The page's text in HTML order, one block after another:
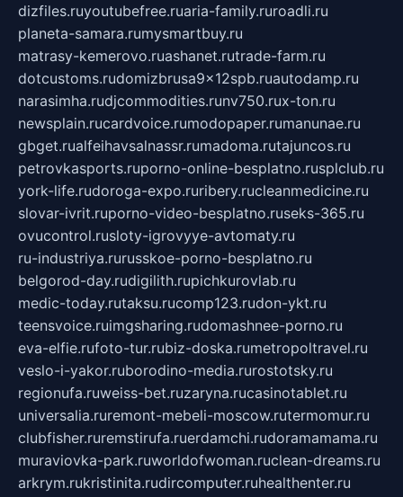
dizfiles.ruyoutubefree.ruaria-family.ruroadli.ru
planeta-samara.rumysmartbuy.ru
matrasy-kemerovo.ruashanet.rutrade-farm.ru
dotcustoms.rudomizbrusa9x12spb.ruautodamp.ru
narasimha.rudjcommodities.runv750.rux-ton.ru
newsplain.rucardvoice.rumodopaper.rumanunae.ru
gbget.rualfeihavsalnassr.rumadoma.rutajuncos.ru
petrovkasports.ruporno-online-besplatno.rusplclub.ru
york-life.rudoroga-expo.ruribery.rucleanmedicine.ru
slovar-ivrit.ruporno-video-besplatno.ruseks-365.ru
ovucontrol.rusloty-igrovyye-avtomaty.ru
ru-industriya.rurusskoe-porno-besplatno.ru
belgorod-day.rudigilith.rupichkurovlab.ru
medic-today.rutaksu.rucomp123.rudon-ykt.ru
teensvoice.ruimgsharing.rudomashnee-porno.ru
eva-elfie.rufoto-tur.rubiz-doska.rumetropoltravel.ru
veslo-i-yakor.ruborodino-media.rurostotsky.ru
regionufa.ruweiss-bet.ruzaryna.rucasinotablet.ru
universalia.ruremont-mebeli-moscow.rutermomur.ru
clubfisher.ruremstirufa.ruerdamchi.rudoramamama.ru
muraviovka-park.ruworldofwoman.ruclean-dreams.ru
arkrym.rukristinita.rudircomputer.ruhealthenter.ru